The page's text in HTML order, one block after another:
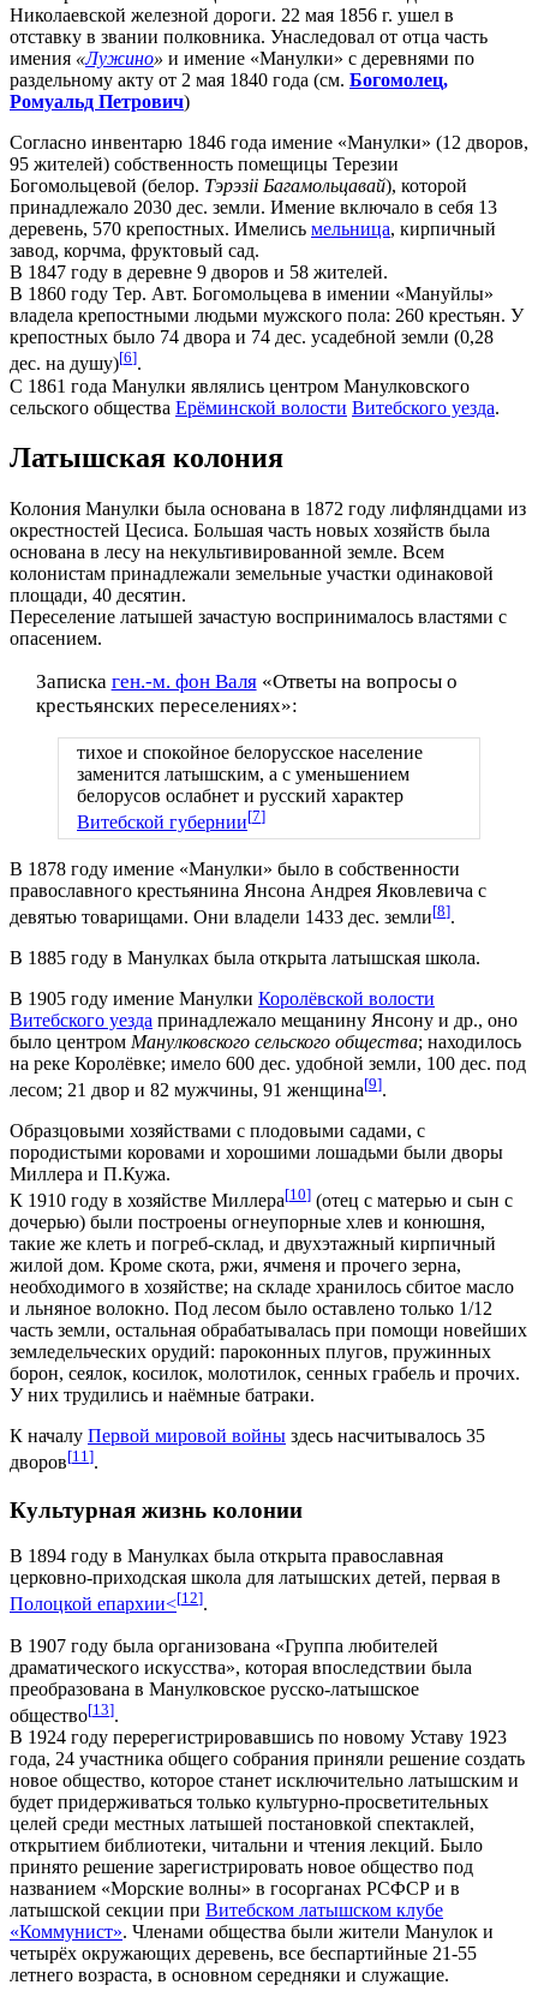
Николаевской железной дороги. 22 мая 1856 г. ушел в
отставку в звании полковника. Унаследовал от отца часть
имения «Лужино» и имение «Манулки» с деревнями по
раздельному акту от 2 мая 1840 года (см. Богомолец,
Ромуальд Петрович)
Согласно инвентарю 1846 года имение «Манулки» (12 дворов,
95 жителей) собственность помещицы Терезии
Богомольцевой (белор. Тэрэзіі Багамольцавай), которой
принадлежало 2030 дес. земли. Имение включало в себя 13
деревень, 570 крепостных. Имелись мельница, кирпичный
завод, корчма, фруктовый сад.
В 1847 году в деревне 9 дворов и 58 жителей.
В 1860 году Тер. Авт. Богомольцева в имении «Мануйлы»
владела крепостными людьми мужского пола: 260 крестьян. У
крепостных было 74 двора и 74 дес. усадебной земли (0,28
дес. на душу)[6].
С 1861 года Манулки являлись центром Манулковского
сельского общества Ерёминской волости Витебского уезда.
Латышская колония
Колония Манулки была основана в 1872 году лифляндцами из
окрестностей Цесиса. Большая часть новых хозяйств была
основана в лесу на некультивированной земле. Всем
колонистам принадлежали земельные участки одинаковой
площади, 40 десятин.
Переселение латышей зачастую воспринималось властями с
опасением.
Записка ген.-м. фон Валя«Ответы на вопросы о
крестьянских переселениях»:
тихое и спокойное белорусское население
заменится латышским, а с уменьшением
белорусов ослабнет и русский характер
Витебской губернии[7]
В 1878 году имение «Манулки» было в собственности
православного крестьянина Янсона Андрея Яковлевича с
девятью товарищами. Они владели 1433 дес. земли[8].
В 1885 году в Манулках была открыта латышская школа.
В 1905 году имение Манулки Королёвской волости
Витебского уезда принадлежало мещанину Янсону и др., оно
было центром Манулковского сельского общества; находилось
на реке Королёвке; имело 600 дес. удобной земли, 100 дес. под
лесом; 21 двор и 82 мужчины, 91 женщина[9].
Образцовыми хозяйствами с плодовыми садами, с
породистыми коровами и хорошими лошадьми были дворы
Миллера и П.Кужа.
К 1910 году в хозяйстве Миллера[10] (отец с матерью и сын с
дочерью) были построены огнеупорные хлев и конюшня,
такие же клеть и погреб-склад, и двухэтажный кирпичный
жилой дом. Кроме скота, ржи, ячменя и прочего зерна,
необходимого в хозяйстве; на складе хранилось сбитое масло
и льняное волокно. Под лесом было оставлено только 1/12
часть земли, остальная обрабатывалась при помощи новейших
земледельческих орудий: пароконных плугов, пружинных
борон, сеялок, косилок, молотилок, сенных грабель и прочих.
У них трудились и наёмные батраки.
К началу Первой мировой войны здесь насчитывалось 35
дворов[11].
Культурная жизнь колонии
В 1894 году в Манулках была открыта православная
церковно-приходская школа для латышских детей, первая в
Полоц­кой епар­хии<[12].
В 1907 году была организована «Группа любителей
драматического искусства», которая впоследствии была
преобразована в Манулковское русско-латышское
общество[13].
В 1924 году перерегистрировавшись по новому Уставу 1923
года, 24 участника общего собрания приняли решение создать
новое общество, которое станет исключительно латышским и
будет придерживаться только культурно-просветительных
целей среди местных латышей постановкой спектаклей,
открытием библиотеки, читальни и чтения лекций. Было
принято решение зарегистрировать новое общество под
названием «Морские волны» в госорганах РСФСР и в
латышской секции при Витебском латышском клубе
«Коммунист». Членами общества были жители Манулок и
четырёх окружающих деревень, все беспартийные 21-55
летнего возраста, в основном середняки и служащие.